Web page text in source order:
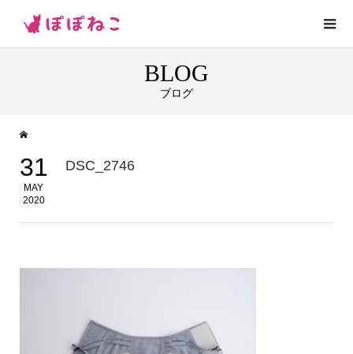
BLOG
ブログ
31
MAY
2020
DSC_2746